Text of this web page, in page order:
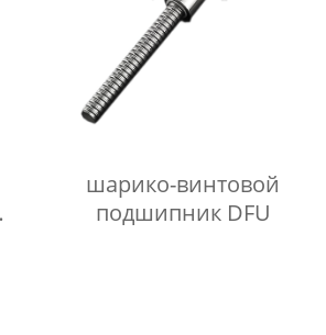
шарико-винтовой
подшипник DFU